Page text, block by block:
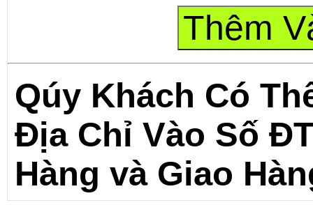
Qúy Khách Có
Địa Chỉ Vào Số
Hàng và Giao